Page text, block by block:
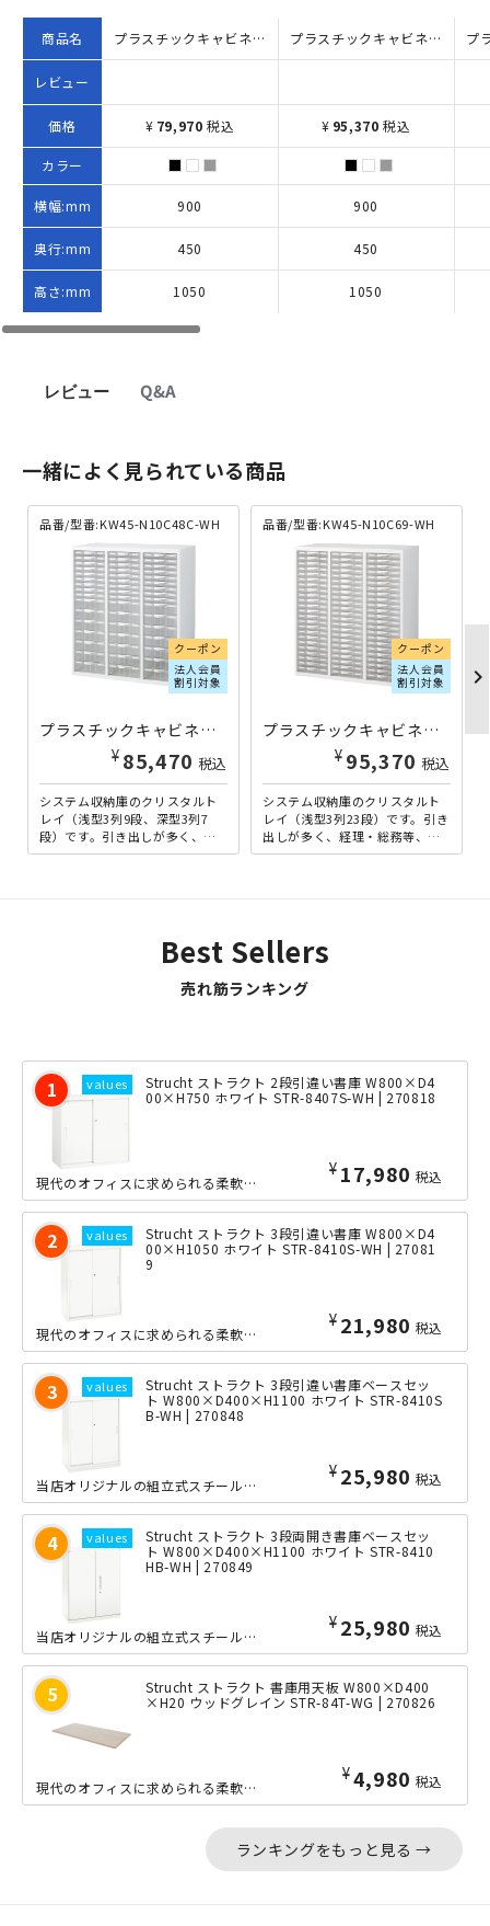
商品名
レビュー
価格
カラー
横幅:mm
奥行:mm
高さ:mm
プラスチックキャビネットA KW45シリーズ（W900×D450×H1050）
¥ 79,970 税込
900
450
1050
プラスチックキャビネットE KW45シリーズ W900×D450×H1050 ホワイト
¥ 95,370 税込
900
450
1050
レビュー Q&A
一緒によく見られている商品
品番/型番:KW45-N10C48C-WH
クーポン
法人会員
割引対象
プラスチックキャビネットB KW45シリーズ W900×D450×H1050 ホワイト KW45-N10C48C-WH | 862616
¥ 85,470 税込
システム収納庫のクリスタルト
レイ（浅型3列9段、深型3列7
段）です。引き出しが多く、経
理・総務等、沢山の書類やファ
品番/型番:KW45-N10C69-WH
クーポン
法人会員
割引対象
プラスチックキャビネットE KW45シリーズ W900×D450×H1050 ホワイト KW45-N10C69-WH | 862619
¥ 95,370 税込
システム収納庫のクリスタルト
レイ（浅型3列23段）です。引き
出しが多く、経理・総務等、沢
山の書類やファイルを整理して
chevron_right
Best Sellers
売れ筋ランキング
Strucht ストラクト 2段引違い書庫 W800×D4
00×H750 ホワイト STR-8407S-WH | 270818
¥ 17,980 税込
現代のオフィスに求められる柔軟性・効率性・美しさを兼ね備えた、当店オリジナルの組...
Strucht ストラクト 3段引違い書庫 W800×D4
00×H1050 ホワイト STR-8410S-WH | 27081
9
¥ 21,980 税込
現代のオフィスに求められる柔軟性・効率性・美しさを兼ね備えた、当店オリジナルの組...
Strucht ストラクト 3段引違い書庫ベースセッ
ト W800×D400×H1100 ホワイト STR-8410S
B-WH | 270848
¥ 25,980 税込
当店オリジナルの組立式スチール書庫「Strucht（ストラクト）」シリーズの3段...
Strucht ストラクト 3段両開き書庫ベースセッ
ト W800×D400×H1100 ホワイト STR-8410
HB-WH | 270849
¥ 25,980 税込
当店オリジナルの組立式スチール書庫「Strucht（ストラクト）」シリーズの3段...
Strucht ストラクト 書庫用天板 W800×D400
×H20 ウッドグレイン STR-84T-WG | 270826
¥4,980 税込
現代のオフィスに求められる柔軟性・効率性・美しさを兼ね備えた、当店オリジナルの組...
ランキングをもっと見る →